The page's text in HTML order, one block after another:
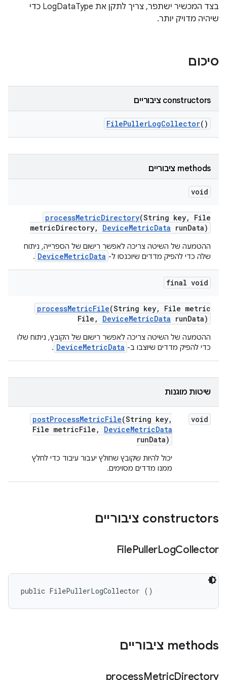
בצד המכשיר ישתפר, צריך לתקן את LogDataType כדי
שיהיה מדויק יותר.
סיכום
‫constructors ציבוריים
FilePullerLogCollector()
‫methods ציבוריים
void
processMetricDirectory(String key,
File
metricDirectory, DeviceMetricData runData)
ההטמעה של השיטה צריכה לאפשר רישום של הספרייה, ניתוח
שלה כדי להפיק מדדים שיוכנסו ל- DeviceMetricData
.
final void
processMetricFile(String key,
File metric
File , DeviceMetricData runData)
ההטמעה של השיטה צריכה לאפשר רישום של הקובץ, ניתוח שלו
כדי להפיק מדדים שיוצבו ב- DeviceMetricData
.
שיטות מוגנות
void
postProcessMetricFile(String key,
File metricFile , DeviceMetricData
runData)
יכול להיות שקובץ שחולץ יעבור עיבוד כדי לחלץ
ממנו מדדים מסוימים.
‫constructors ציבוריים
FilePullerLogCollector
public FilePullerLogCollector ()
‫methods ציבוריים
processMetricDirectory